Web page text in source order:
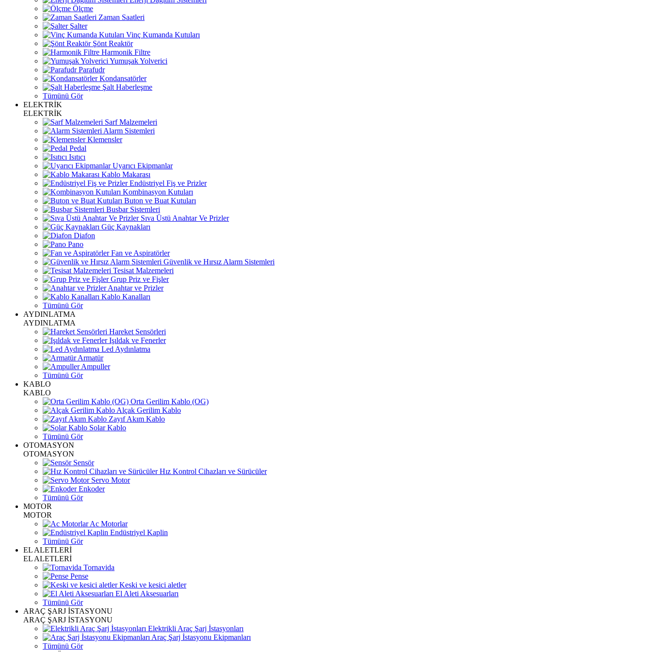
Ölçme
Zaman Saatleri
Şalter
Vinç Kumanda Kutuları
Şönt Reaktör
Harmonik Filtre
Yumuşak Yolverici
Parafudr
Kondansatörler
Şalt Haberleşme
Tümünü Gör
ELEKTRİK
ELEKTRİK
Sarf Malzemeleri
Alarm Sistemleri
Klemensler
Pedal
Isıtıcı
Uyarıcı Ekipmanlar
Kablo Makarası
Endüstriyel Fiş ve Prizler
Kombinasyon Kutuları
Buton ve Buat Kutuları
Busbar Sistemleri
Sıva Üstü Anahtar Ve Prizler
Güç Kaynakları
Diafon
Pano
Fan ve Aspiratörler
Güvenlik ve Hırsız Alarm Sistemleri
Tesisat Malzemeleri
Grup Priz ve Fişler
Anahtar ve Prizler
Kablo Kanalları
Tümünü Gör
AYDINLATMA
AYDINLATMA
Hareket Sensörleri
Işıldak ve Fenerler
Led Aydınlatma
Armatür
Ampuller
Tümünü Gör
KABLO
KABLO
Orta Gerilim Kablo (OG)
Alçak Gerilim Kablo
Zayıf Akım Kablo
Solar Kablo
Tümünü Gör
OTOMASYON
OTOMASYON
Sensör
Hız Kontrol Cihazları ve Sürücüler
Servo Motor
Enkoder
Tümünü Gör
MOTOR
MOTOR
Ac Motorlar
Endüstriyel Kaplin
Tümünü Gör
EL ALETLERİ
EL ALETLERİ
Tornavida
Pense
Keski ve kesici aletler
El Aleti Aksesuarları
Tümünü Gör
ARAÇ ŞARJ İSTASYONU
ARAÇ ŞARJ İSTASYONU
Elektrikli Araç Şarj İstasyonları
Araç Şarj İstasyonu Ekipmanları
Tümünü Gör